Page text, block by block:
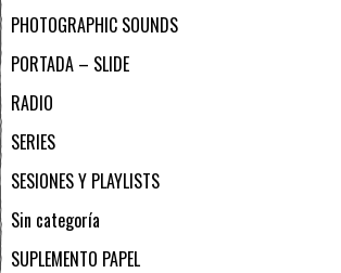
PHOTOGRAPHIC SOUNDS
PORTADA – SLIDE
RADIO
SERIES
SESIONES Y PLAYLISTS
Sin categoría
SUPLEMENTO PAPEL